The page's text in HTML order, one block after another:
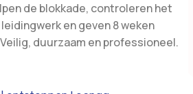
de blokkade, controleren het
en geven 8 weken
duurzaam en professioneel.